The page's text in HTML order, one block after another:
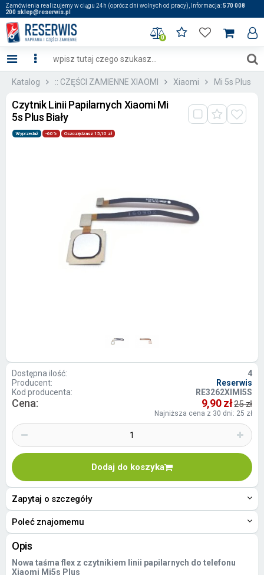
Zamówienia realizujemy w ciągu 24h (oprócz dni wolnych od pracy), Informacja:570 008
200 sklep@reserwis.pl
0
Katalog :: CZĘŚCI ZAMIENNE XIAOMI Xiaomi Mi 5s Plus
Czytnik Linii Papilarnych Xiaomi Mi
5s Plus Biały
Wyprzedaż -60% Oszczędzasz 15,10 zł
Dostępna ilość:
4
Producent:
Reserwis
Kod producenta:
RE3262XIMI5S
Cena: 9,90 zł25 zł
Najniższa cena z 30 dni: 25 zł
Dodaj do koszyka
Zapytaj o szczegóły
Poleć znajomemu
Opis
Nowa taśma flex z czytnikiem linii papilarnych do telefonu
Xiaomi Mi5s Plus